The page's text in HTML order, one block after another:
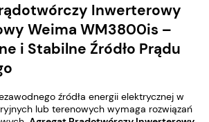
Inwerterowy
Weima WM3800is –
i Stabilne Źródło Prądu
źródła energii elektrycznej w
lub terenowych wymaga rozwiązań